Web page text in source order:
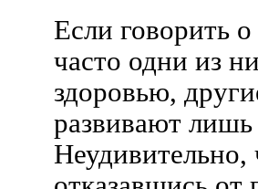
Если говорить
часто одни из
здоровью,
развивают